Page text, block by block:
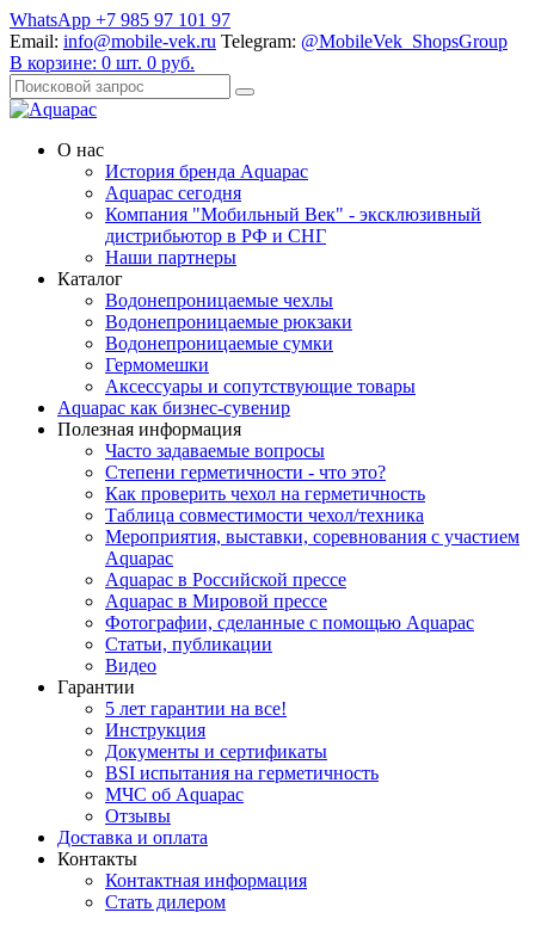
WhatsApp +7 985 97 101 97
Email: info@mobile-vek.ru Telegram: @MobileVek_ShopsGroup
В корзине: 0 шт. 0 руб.
О нас
История бренда Aquapac
Aquapac cегодня
Компания "Мобильный Век" - эксклюзивный
дистрибьютор в РФ и СНГ
Наши партнеры
Каталог
Водонепроницаемые чехлы
Водонепроницаемые рюкзаки
Водонепроницаемые сумки
Гермомешки
Аксессуары и сопутствующие товары
Aquapac как бизнес-сувенир
Полезная информация
Часто задаваемые вопросы
Степени герметичности - что это?
Как проверить чехол на герметичность
Таблица совместимости чехол/техника
Мероприятия, выставки, соревнования с участием
Aquapac
Aquapac в Российской прессе
Aquapac в Мировой прессе
Фотографии, сделанные с помощью Aquapac
Статьи, публикации
Видео
Гарантии
5 лет гарантии на все!
Инструкция
Документы и сертификаты
BSI испытания на герметичность
МЧС об Aquapac
Отзывы
Доставка и оплата
Контакты
Контактная информация
Стать дилером